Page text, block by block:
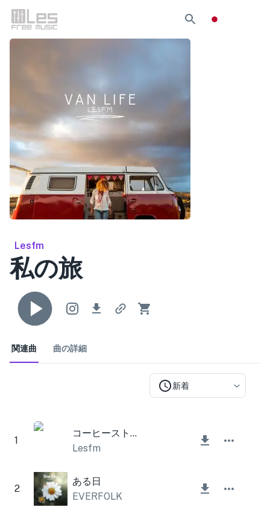
Lesfm
私の旅
関連曲 曲の詳細
新着
1
コーヒーストーリー
Lesfm
2
ある日
EVERFOLK